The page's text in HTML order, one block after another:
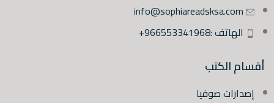
info@sophiareadsksa.com
الهاتف :966553341968+
أقسام الكتب
إصدارات صوفيا